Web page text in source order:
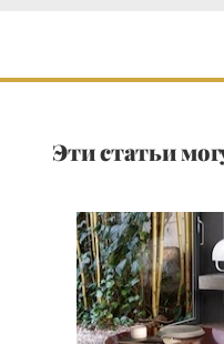
Эти статьи